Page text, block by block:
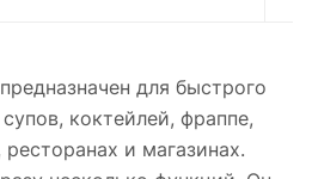
предназначен для быстрого
коктейлей, фраппе,
и магазинах.